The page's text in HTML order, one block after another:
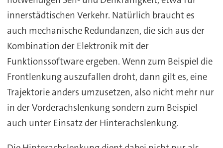
innerstädtischen Verkehr. Natürlich braucht es
auch mechanische Redundanzen, die sich aus der
Kombination der Elektronik mit der
Funktionssoftware ergeben. Wenn zum Beispiel die
Frontlenkung auszufallen droht, dann gilt es, eine
Trajektorie anders umzusetzen, also nicht mehr nur
in der Vorderachslenkung sondern zum Beispiel
auch unter Einsatz der Hinterachslenkung.